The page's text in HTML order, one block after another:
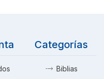
Categorías
Biblias